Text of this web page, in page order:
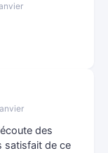
des
satisfait de ce